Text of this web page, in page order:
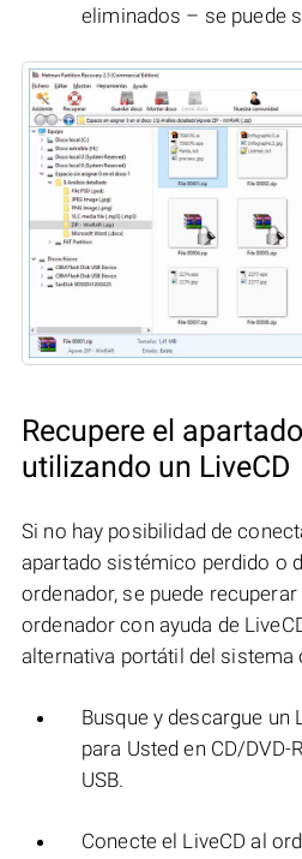
eliminados – se puede
Recupere el
utilizando un LiveCD
Si no hay posibilidad de
apartado sistémico perdido o
ordenador, se puede
ordenador con ayuda de
alternativa portátil del sistema
Busque y descargue un
para Usted en CD/
USB.
Conecte el LiveCD al